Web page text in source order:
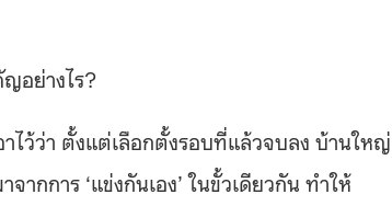
อย่างไร?
ไว้ว่า ตั้งแต่เลือกตั้งรอบที่แล้วจบลง บ้านใหญ่
จากการ ‘แข่งกันเอง’ในขั้วเดียวกัน ทำให้